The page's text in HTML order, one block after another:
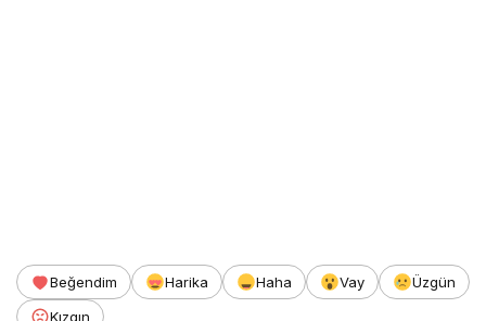
Beğendim Harika Haha Vay
Üzgün
Kızgın